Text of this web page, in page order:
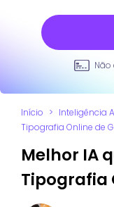
Início > Inteligência
Tipografia Online de
Melhor IA
Tipografia